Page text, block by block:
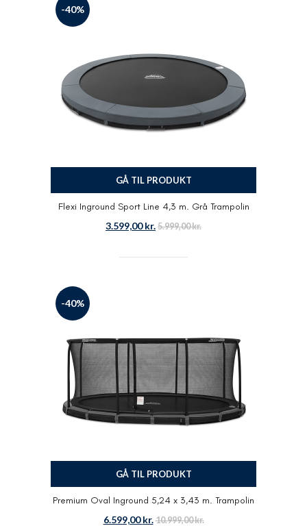
-40%
GÅ TIL PRODUKT
Flexi Inground Sport Line 4,3 m. Grå Trampolin
3.599,00kr. 5.999,00kr.
-40%
GÅ TIL PRODUKT
Premium Oval Inground 5,24 x 3,43 m. Trampolin
6.599,00kr. 10.999,00kr.